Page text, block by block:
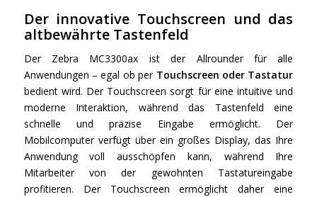
Der innovative Touchscreen und das
altbewährte Tastenfeld
Der Zebra MC3300ax ist der Allrounder für alle
Anwendungen – egal ob per Touchscreen oder Tastatur
bedient wird. Der Touchscreen sorgt für eine intuitive und
moderne Interaktion, während das Tastenfeld eine
schnelle und präzise Eingabe ermöglicht. Der
Mobilcomputer verfügt über ein großes Display, das Ihre
Anwendung voll ausschöpfen kann, während Ihre
Mitarbeiter von der gewohnten Tastatureingabe
profitieren. Der Touchscreen ermöglicht daher eine